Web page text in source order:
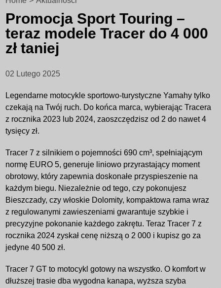
Promocja Sport Touring –
teraz modele Tracer do 4 000
zł taniej
02 Lutego 2025
Legendarne motocykle sportowo-turystyczne Yamahy tylko
czekają na Twój ruch. Do końca marca, wybierając Tracera
z rocznika 2023 lub 2024, zaoszczędzisz od 2 do nawet 4
tysięcy zł.
Tracer 7 z silnikiem o pojemności 690 cm³, spełniającym
normę EURO 5, generuje liniowo przyrastający moment
obrotowy, który zapewnia doskonałe przyspieszenie na
każdym biegu. Niezależnie od tego, czy pokonujesz
Bieszczady, czy włoskie Dolomity, kompaktowa rama wraz
z regulowanymi zawieszeniami gwarantuje szybkie i
precyzyjne pokonanie każdego zakrętu. Teraz Tracer 7 z
rocznika 2024 zyskał cenę niższą o 2 000 i kupisz go za
jedyne 40 500 zł.
Tracer 7 GT to motocykl gotowy na wszystko. O komfort w
dłuższej trasie dba wygodna kanapa, wyższa szyba